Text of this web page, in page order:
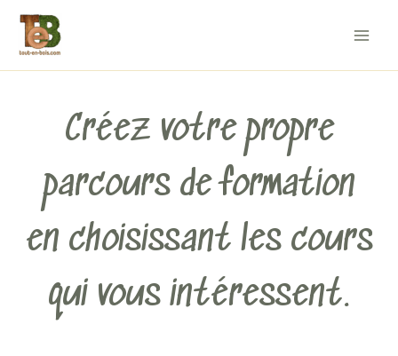
contenu
Créez votre propre
parcours de formation
en choisissant les cours
qui vous intéressent.